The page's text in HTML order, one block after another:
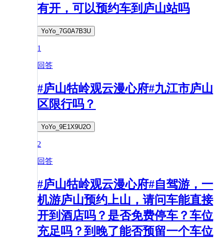
有开，可以预约车到庐山站吗
YoYo_7G0A7B3U
1
回答
#庐山牯岭观云漫心府#九江市庐山
区限行吗？
YoYo_9E1X9U2O
2
回答
#庐山牯岭观云漫心府#自驾游，一
机游庐山预约上山，请问车能直接
开到酒店吗？是否免费停车？车位
充足吗？到晚了能否预留一个车位